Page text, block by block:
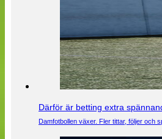
Därför är betting extra
Damfotbollen växer. Fler tittar, följer och